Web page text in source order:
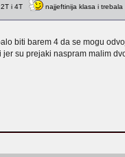
i 4T najjeftinija klasa i trebala
biti barem 4 da se mogu
su prejaki naspram malim